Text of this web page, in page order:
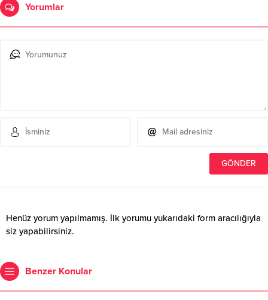
Yorumlar
Henüz yorum yapılmamış. İlk yorumu yukarıdaki form aracılığıyla
siz yapabilirsiniz.
Benzer Konular